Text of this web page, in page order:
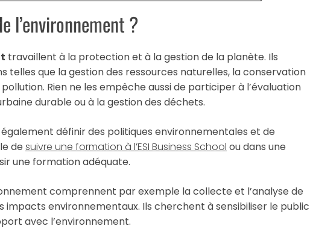
l’environnement ?
travaillent à la protection et à la gestion de la planète. Ils
telles que la gestion des ressources naturelles, la conservation
Rien ne les empêche aussi de participer à l’évaluation
durable ou à la gestion des déchets.
définir des politiques environnementales et de
de suivre une formation à l’ESI Business School ou dans une
une formation adéquate.
comprennent par exemple la collecte et l’analyse de
impacts environnementaux. Ils cherchent à sensibiliser le public
avec l’environnement.